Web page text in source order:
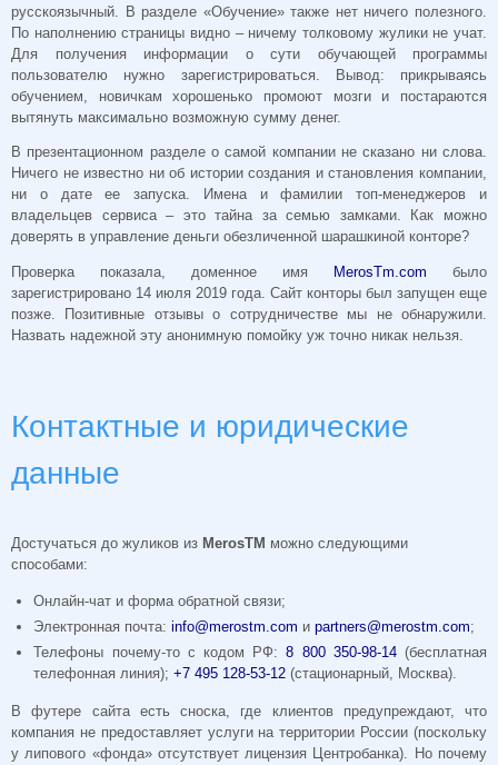
русскоязычный. В разделе «Обучение» также нет ничего полезного.
По наполнению страницы видно – ничему толковому жулики не учат.
Для получения информации о сути обучающей программы
пользователю нужно зарегистрироваться. Вывод: прикрываясь
обучением, новичкам хорошенько промоют мозги и постараются
вытянуть максимально возможную сумму денег.
В презентационном разделе о самой компании не сказано ни слова.
Ничего не известно ни об истории создания и становления компании,
ни о дате ее запуска. Имена и фамилии топ-менеджеров и
владельцев сервиса – это тайна за семью замками. Как можно
доверять в управление деньги обезличенной шарашкиной конторе?
Проверка показала, доменное имя MerosTm.com было
зарегистрировано 14 июля 2019 года. Сайт конторы был запущен еще
позже. Позитивные отзывы о сотрудничестве мы не обнаружили.
Назвать надежной эту анонимную помойку уж точно никак нельзя.
Контактные и юридические
данные
Достучаться до жуликов из MerosTM можно следующими
способами:
Онлайн-чат и форма обратной связи;
Электронная почта:info@merostm.com иpartners@merostm.com;
Телефоны почему-то с кодом РФ:8 800 350-98-14(бесплатная
телефонная линия);+7 495 128-53-12 (стационарный, Москва).
В футере сайта есть сноска, где клиентов предупреждают, что
компания не предоставляет услуги на территории России (поскольку
у липового «фонда» отсутствует лицензия Центробанка). Но почему